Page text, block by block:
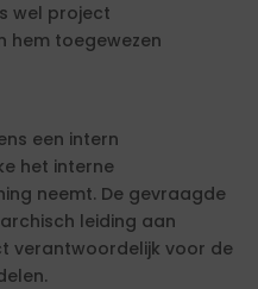
wel project
hem toegewezen
een intern
het interne
neemt. De gevraagde
leiding aan
verantwoordelijk voor de